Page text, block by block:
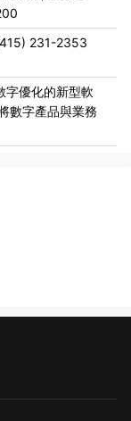
231-2353
優化的新型軟
數字產品與業務